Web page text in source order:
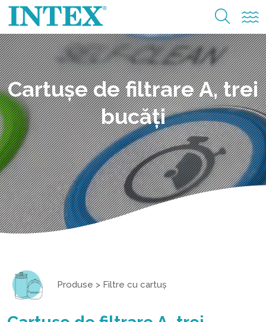
Cartușe de filtrare A, trei
bucăți
Produse > Filtre cu cartuș